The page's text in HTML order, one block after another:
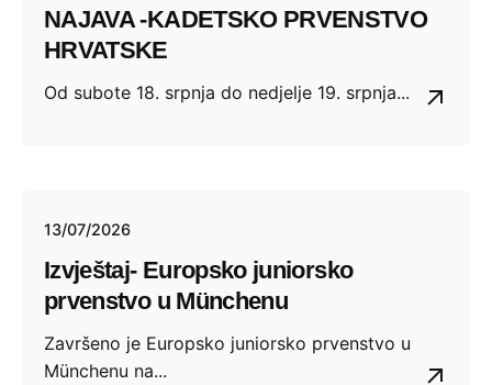
NAJAVA -KADETSKO PRVENSTVO
HRVATSKE
Od subote 18. srpnja do nedjelje 19. srpnja...
13/07/2026
Izvještaj- Europsko juniorsko
prvenstvo u Münchenu
Završeno je Europsko juniorsko prvenstvo u
Münchenu na...